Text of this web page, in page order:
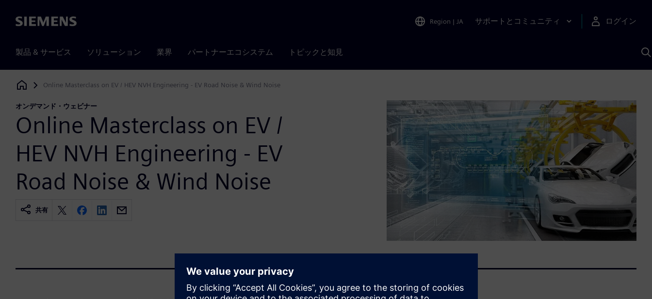
Siemens Region | JA サポートとコミュニティ ログイン
製品 & サービス ソリューション 業界 パートナーエコシステム トピックと知見
Siemens Digital Industries Software
Online Masterclass on EV / HEV NVH Engineering - EV Road Noise & Wind Noise
オンデマンド・ウェビナー
Online Masterclass on EV /
HEV NVH Engineering - EV
Road Noise & Wind Noise
共有